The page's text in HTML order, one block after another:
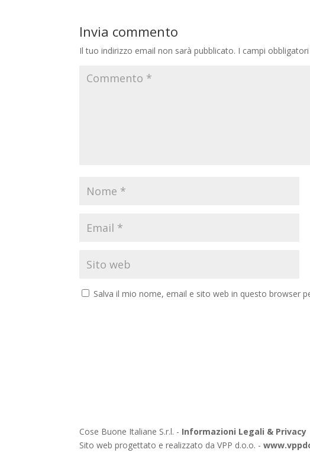
Invia commento
Il tuo indirizzo email non sarà pubblicato. I campi
Salva il mio nome, email e sito web in questo browser
Cose Buone Italiane S.r.l. - Informazioni Legali & Privacy
Sito web progettato e realizzato da VPP d.o.o. -